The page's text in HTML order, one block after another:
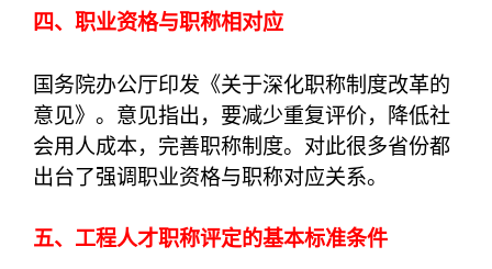
四、职业资格与职称相对应
国务院办公厅印发《关于深化职称制度改革的
意见》。意见指出，要减少重复评价，降低社
会用人成本，完善职称制度。对此很多省份都
出台了强调职业资格与职称对应关系。
五、工程人才职称评定的基本标准条件